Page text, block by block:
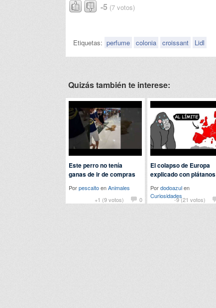
-5 (7 votos)
Etiquetas: perfume colonia croissant Lidl
Quizás también te interese:
+1 (9 votos) 0
Este perro no tenía
ganas de ir de compras
PorpescaitoenAnimales
-9 (21 votos)
El colapso de Europa
explicado con plátanos
Pordodoazulen
Curiosidades